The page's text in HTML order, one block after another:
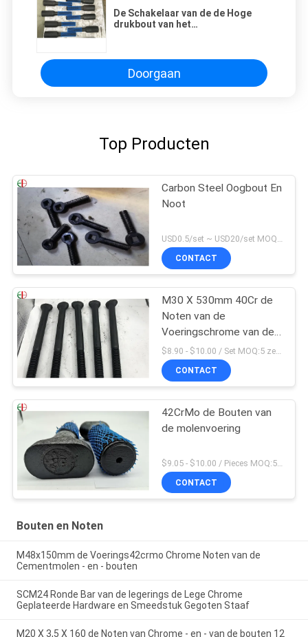
De Schakelaar van de de Hoge
drukbout van het
Doorgaan
Top Producten
Carbon Steel Oogbout En
Noot
USD0.5/set ~ USD20/set MOQ:10 sets
CONTACT
M30 X 530mm 40Cr de
Noten van de
Voeringschrome van de
Mijnmolen - en - Hoog Cr
van het
boutenbevestigingsmiddel
CONTACT
42CrMo de Bouten van
de molenvoering
CONTACT
Bouten en Noten
M48x150mm de Voerings42crmo Chrome Noten van de
Cementmolen - en - bouten
SCM24 Ronde Bar van de legerings de Lege Chrome
Geplateerde Hardware en Smeedstuk Gegoten Staaf
M20 X 3,5 X 160 de Noten van Chrome - en - van de bouten 12